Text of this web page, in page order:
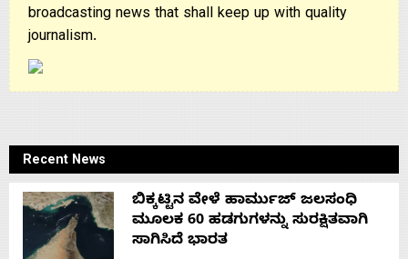
broadcasting news that shall keep up with quality
journalism.
Recent News
ಬಿಕ್ಕಟ್ಟಿನ ವೇಳೆ ಹಾರ್ಮುಜ್ ಜಲಸಂಧಿ
ಮೂಲಕ 60 ಹಡಗುಗಳನ್ನು ಸುರಕ್ಷಿತವಾಗಿ
ಸಾಗಿಸಿದೆ ಭಾರತ